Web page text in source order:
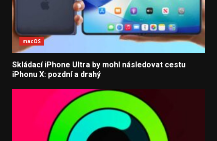
macOS
Skládací iPhone Ultra by mohl následovat cestu
iPhonu X: pozdní a drahý